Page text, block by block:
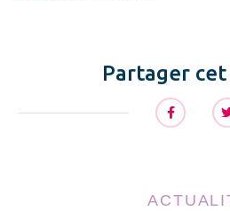
Partager